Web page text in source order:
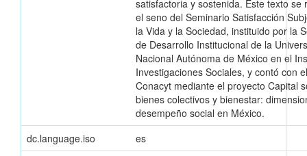
satisfactoria y sostenida. Este texto se
el seno del Seminario Satisfacción
la Vida y la Sociedad, instituido por la
de Desarrollo Institucional de la
Nacional Autónoma de México en el
Investigaciones Sociales, y contó con
Conacyt mediante el proyecto Capital
bienes colectivos y bienestar:
desempeño social en México.
dc.language.iso
es